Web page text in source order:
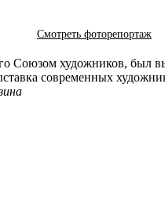
Смотреть фоторепортаж
Союзом художников,
современных